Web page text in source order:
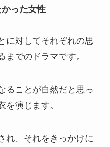
った女性
に対してそれぞれの思
までのドラマです。
ることが自然だと思っ
を演じます。
れ、それをきっかけに